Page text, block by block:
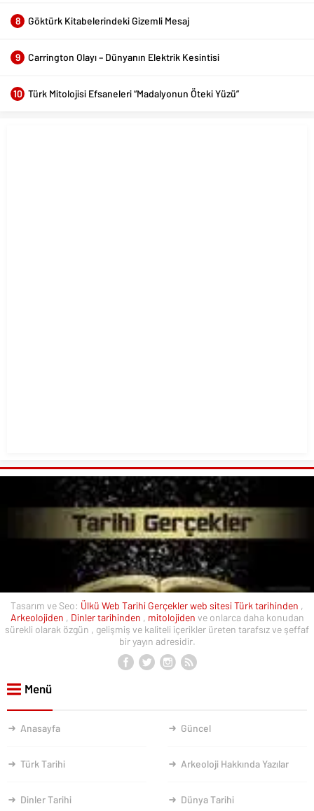
8 Göktürk Kitabelerindeki Gizemli Mesaj
9 Carrington Olayı – Dünyanın Elektrik Kesintisi
10 Türk Mitolojisi Efsaneleri “Madalyonun Öteki Yüzü”
Tasarım ve Seo: Ülkü Web Tarihi Gerçekler web sitesiTürk tarihinden ,
Arkeolojiden , Dinler tarihinden , mitolojiden ve onlarca daha konudan
sürekli olarak özgün , gelişmiş ve kaliteli içerikler üreten tarafsız ve şeffaf
bir yayın adresidir.
Menü
Anasayfa Güncel
Türk Tarihi Arkeoloji Hakkında Yazılar
Dinler Tarihi Dünya Tarihi